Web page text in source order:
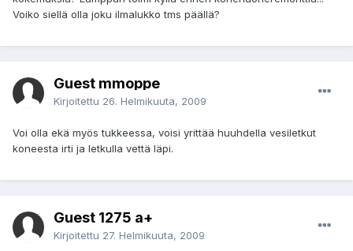
Voiko siellä olla joku ilmalukko tms päällä?
Guest mmoppe
Kirjoitettu 26. Helmikuuta, 2009
Voi olla ekä myös tukkeessa, voisi yrittää huuhdella vesiletkut
koneesta irti ja letkulla vettä läpi.
Guest 1275 a+
Kirjoitettu 27. Helmikuuta, 2009